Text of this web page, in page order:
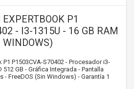
P1
- I3-1315U - 16 GB RAM
WINDOWS)
P1503CVA-S70402 - Procesador i3-
512 GB - Gráfica Integrada - Pantalla
- FreeDOS (Sin Windows) - Garantía 1